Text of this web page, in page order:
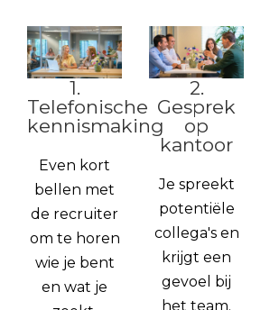
1.
Telefonische
kennismaking
Even kort
bellen met
de recruiter
om te horen
wie je bent
en wat je
2.
Gesprek
op
kantoor
Je spreekt
potentiële
collega's en
krijgt een
gevoel bij
het team.